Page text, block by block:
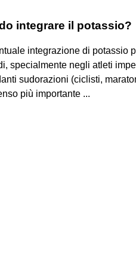
integrare il potassio?
integrazione di potassio
specialmente negli atleti
sudorazioni (ciclisti,
più importante ...